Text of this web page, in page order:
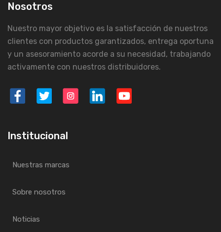
Nosotros
Nuestro mayor objetivo es la satisfacción de nuestros
clientes con productos garantizados, entrega oportuna
y un asesoramiento acorde a su necesidad, trabajando
activamente con nuestros distribuidores.
Institucional
Nuestras marcas
Sobre nosotros
Noticias